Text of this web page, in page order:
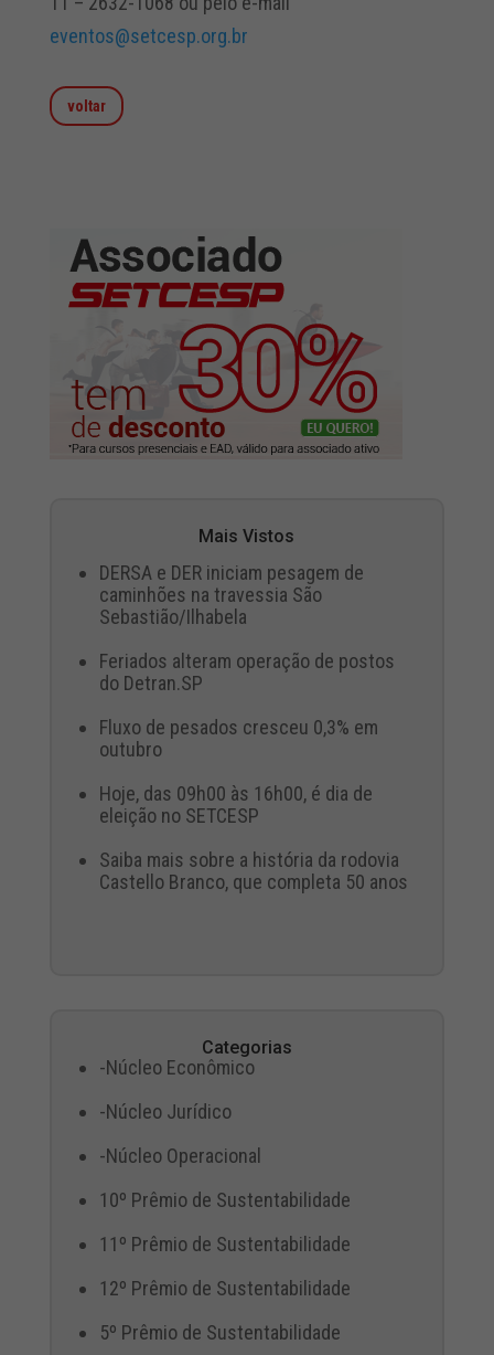
eventos@setcesp.org.br
voltar
Mais Vistos
DERSA e DER iniciam pesagem de
caminhões na travessia São
Sebastião/Ilhabela
Feriados alteram operação de postos
do Detran.SP
Fluxo de pesados cresceu 0,3% em
outubro
Hoje, das 09h00 às 16h00, é dia de
eleição no SETCESP
Saiba mais sobre a história da rodovia
Castello Branco, que completa 50 anos
Categorias
-Núcleo Econômico
-Núcleo Jurídico
-Núcleo Operacional
10º Prêmio de Sustentabilidade
11º Prêmio de Sustentabilidade
12º Prêmio de Sustentabilidade
5º Prêmio de Sustentabilidade